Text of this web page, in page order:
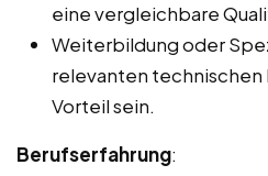
eine vergleichbare
Weiterbildung oder
relevanten technischen
Vorteil sein.
Berufserfahrung: